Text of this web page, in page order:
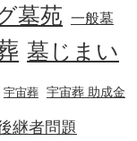
墓苑 一般墓
墓じまい
宇宙葬 宇宙葬 助成金
継者問題